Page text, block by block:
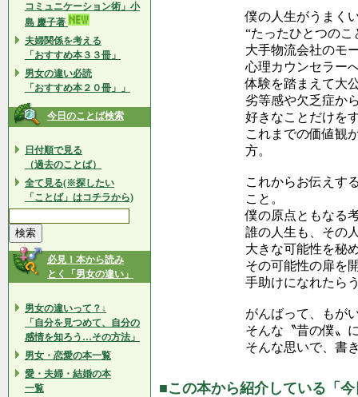
コミュニケーション術」小
島 慶子著
夫婦関係を考える
「おすすめ本３３冊」
男女の違い必読
「おすすめ本２０冊」」
今日のことば検索
日付順で見る
（過去のことば）
全て見る(※探したい
「ことば」はコチラから)
必見！本から読み
とく「男女の違い」
男女の違いって？↓
「自分を見つめて、自分の
感情を知ろう…その方法」
男女・恋愛の本一覧
愛・夫婦・結婚の本
一覧
僕の人生がうまく
“たったひとつの
大手物流会社のモ
心理カウンセラー
体験を踏まえて大
劣等感や欠乏症か
好きなことだけを
これまでの価値観
方。
これからお伝えす
こと。
僕の原点ともなる
誰の人生も、その
大きな可能性を秘
その可能性の扉を
手助けになれたら
がんばって、もが
そんな〝昔の僕〟
そんな思いで、書
■この本から紹介している「